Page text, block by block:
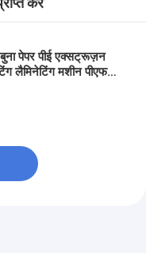
करें
पेपर पीई एक्सट्रूज़न
लैमिनेटिंग मशीन पीएफ